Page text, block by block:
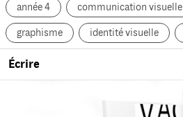
année 4 communication visuelle
graphisme identité visuelle
Écrire